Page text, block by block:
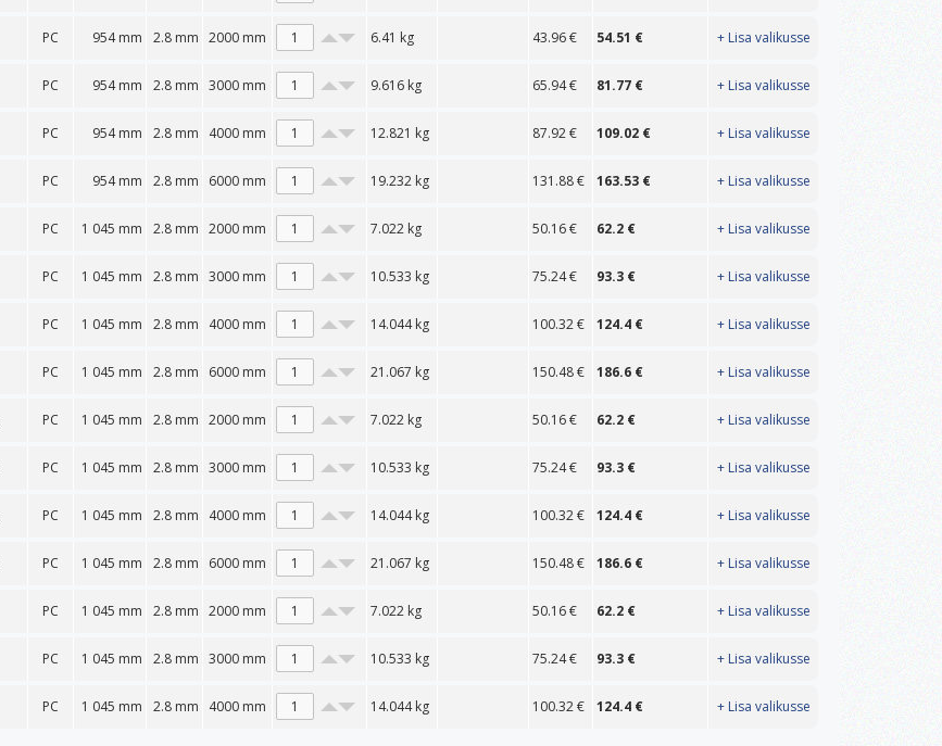
PC 954 mm 2.8 mm 2000 mm 6.41 kg 43.96€ 54.51 € + Lisa valikusse
PC 954 mm 2.8 mm 3000 mm 9.616 kg 65.94€ 81.77 € + Lisa valikusse
PC 954 mm 2.8 mm 4000 mm 12.821 kg 87.92€ 109.02 € + Lisa valikusse
PC 954 mm 2.8 mm 6000 mm 19.232 kg 131.88€ 163.53 € + Lisa valikusse
PC 1 045 mm 2.8 mm 2000 mm 7.022 kg 50.16€ 62.2 € + Lisa valikusse
PC 1 045 mm 2.8 mm 3000 mm 10.533 kg 75.24€ 93.3 € + Lisa valikusse
PC 1 045 mm 2.8 mm 4000 mm 14.044kg 100.32€ 124.4 € + Lisa valikusse
PC 1 045 mm 2.8 mm 6000 mm 21.067 kg 150.48€ 186.6 € + Lisa valikusse
PC 1 045 mm 2.8 mm 2000 mm 7.022 kg 50.16€ 62.2 € + Lisa valikusse
PC 1 045 mm 2.8 mm 3000 mm 10.533 kg 75.24€ 93.3 € + Lisa valikusse
PC 1 045 mm 2.8 mm 4000 mm 14.044kg 100.32€ 124.4 € + Lisa valikusse
PC 1 045 mm 2.8 mm 6000 mm 21.067 kg 150.48€ 186.6 € + Lisa valikusse
PC 1 045 mm 2.8 mm 2000 mm 7.022 kg 50.16€ 62.2 € + Lisa valikusse
PC 1 045 mm 2.8 mm 3000 mm 10.533 kg 75.24€ 93.3 € + Lisa valikusse
PC 1 045 mm 2.8 mm 4000 mm 14.044kg 100.32€ 124.4 € + Lisa valikusse